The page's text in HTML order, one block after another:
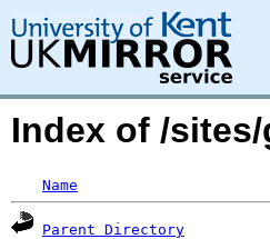
Index of /
Name
Parent Directory